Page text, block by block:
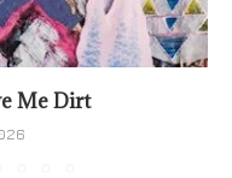
Me Dirt